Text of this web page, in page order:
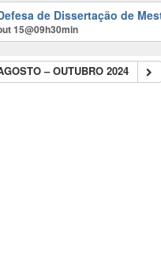
de Dissertação de
15@09h30min
– OUTUBRO 2024